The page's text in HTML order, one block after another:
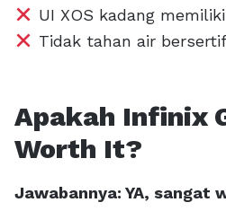
UI XOS kadang
Tidak tahan air
Apakah Infinix
Worth It?
Jawabannya: YA, sangat